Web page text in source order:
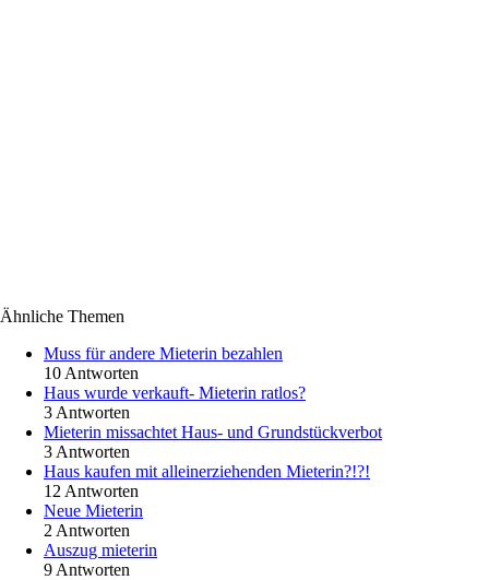
Ähnliche Themen
Muss für andere Mieterin bezahlen
10 Antworten
Haus wurde verkauft- Mieterin ratlos?
3 Antworten
Mieterin missachtet Haus- und Grundstückverbot
3 Antworten
Haus kaufen mit alleinerziehenden Mieterin?!?!
12 Antworten
Neue Mieterin
2 Antworten
Auszug mieterin
9 Antworten